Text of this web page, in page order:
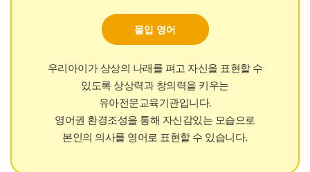
몰입 영어
우리아이가 상상의 나래를 펴고 자신을 표현할 수
있도록 상상력과 창의력을 키우는
유아전문교육기관입니다.
영어권 환경조성을 통해 자신감있는 모습으로
본인의 의사를 영어로 표현할 수 있습니다.